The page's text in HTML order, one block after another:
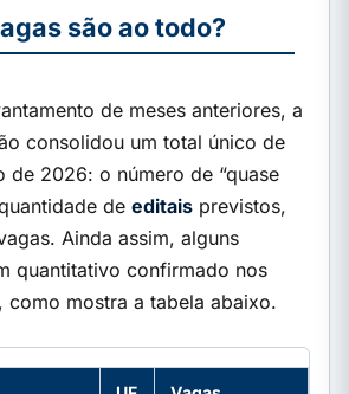
são ao todo?
de meses anteriores, a
consolidou um total único de
de 2026: o número de “quase
de editais previstos,
Ainda assim, alguns
quantitativo confirmado nos
como mostra a tabela abaixo.